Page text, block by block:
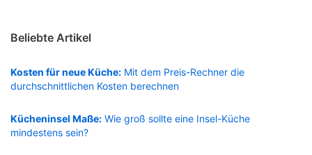
Beliebte Artikel
Kosten für neue Küche: Mit dem Preis-Rechner die
durchschnittlichen Kosten berechnen
Kücheninsel Maße: Wie groß sollte eine Insel-Küche
mindestens sein?